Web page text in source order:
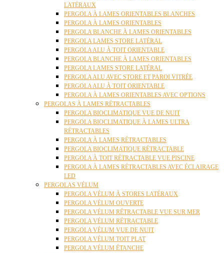
LATÉRAUX
PERGOLA À LAMES ORIENTABLES BLANCHES
PERGOLA À LAMES ORIENTABLES
PERGOLA BLANCHE À LAMES ORIENTABLES
PERGOLA LAMES STORE LATÉRAL
PERGOLA ALU À TOIT ORIENTABLE
PERGOLA BLANCHE À LAMES ORIENTABLES
PERGOLA LAMES STORE LATÉRAL
PERGOLA ALU AVEC STORE ET PAROI VITRÉE
PERGOLA ALU À TOIT ORIENTABLE
PERGOLA À LAMES ORIENTABLES AVEC OPTIONS
PERGOLAS À LAMES RÉTRACTABLES
PERGOLA BIOCLIMATIQUE VUE DE NUIT
PERGOLA BIOCLIMATIQUE À LAMES ULTRA
RÉTRACTABLES
PERGOLA À LAMES RÉTRACTABLES
PERGOLA BIOCLIMATIQUE RÉTRACTABLE
PERGOLA À TOIT RÉTRACTABLE VUE PISCINE
PERGOLA À LAMES RÉTRACTABLES AVEC ÉCLAIRAGE
LED
PERGOLAS VÉLUM
PERGOLA VÉLUM À STORES LATÉRAUX
PERGOLA VÉLUM OUVERTE
PERGOLA VÉLUM RÉTRACTABLE VUE SUR MER
PERGOLA VÉLUM RÉTRACTABLE
PERGOLA VÉLUM VUE DE NUIT
PERGOLA VÉLUM TOIT PLAT
PERGOLA VÉLUM ÉTANCHE